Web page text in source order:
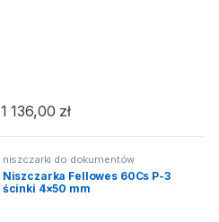
1 136,00 zł
niszczarki do dokumentów
Niszczarka Fellowes 60Cs P-3
ścinki 4×50 mm